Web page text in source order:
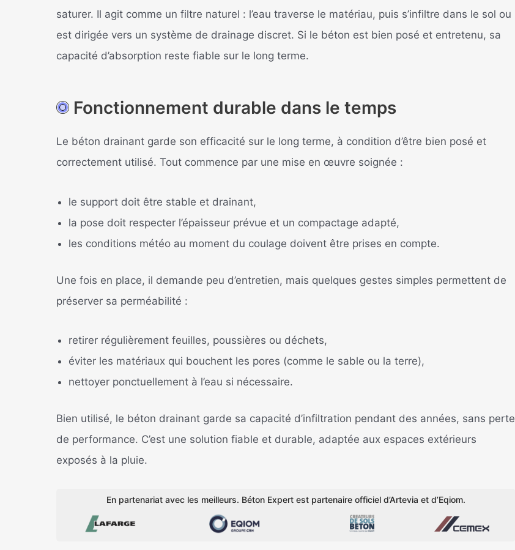
saturer. Il agit comme un filtre naturel : l’eau traverse le matériau, puis s’infiltre dans le sol ou
est dirigée vers un système de drainage discret. Si le béton est bien posé et entretenu, sa
capacité d’absorption reste fiable sur le long terme.
Fonctionnement durable dans le temps
Le béton drainant garde son efficacité sur le long terme, à condition d’être bien posé et
correctement utilisé. Tout commence par une mise en œuvre soignée :
le support doit être stable et drainant,
la pose doit respecter l’épaisseur prévue et un compactage adapté,
les conditions météo au moment du coulage doivent être prises en compte.
Une fois en place, il demande peu d’entretien, mais quelques gestes simples permettent de
préserver sa perméabilité :
retirer régulièrement feuilles, poussières ou déchets,
éviter les matériaux qui bouchent les pores (comme le sable ou la terre),
nettoyer ponctuellement à l’eau si nécessaire.
Bien utilisé, le béton drainant garde sa capacité d’infiltration pendant des années, sans perte
de performance. C’est une solution fiable et durable, adaptée aux espaces extérieurs
exposés à la pluie.
En partenariat avec les meilleurs. Béton Expert est partenaire officiel d’Artevia et d’Eqiom.